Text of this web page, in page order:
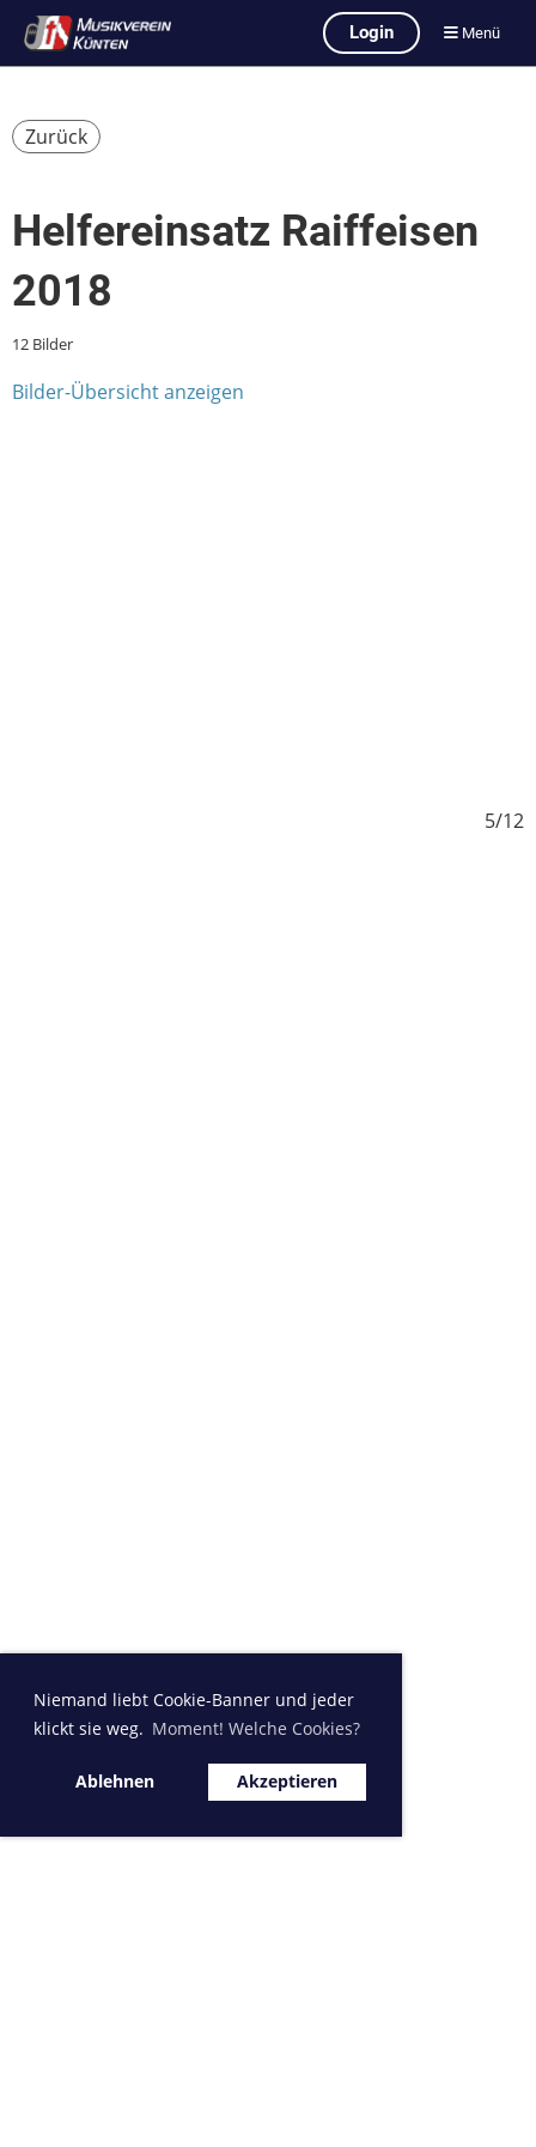
Niemand liebt Cookie-Banner und jeder
klickt sie weg. Moment! Welche Cookies?
Ablehnen Akzeptieren
Login Menü
Zurück
Helfereinsatz Raiffeisen
2018
12 Bilder
Bilder-Übersicht anzeigen
5/12